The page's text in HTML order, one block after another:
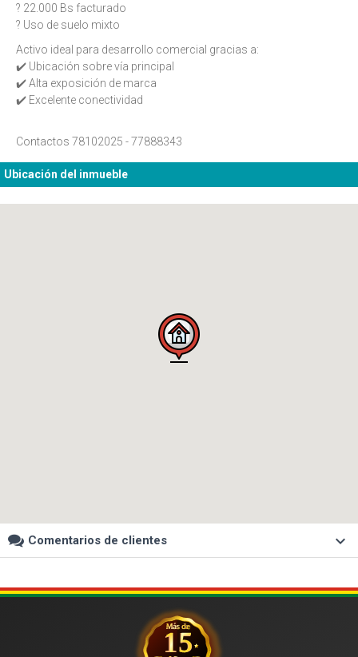
? 22.000 Bs facturado
?️ Uso de suelo mixto
Activo ideal para desarrollo comercial gracias a:
✔️ Ubicación sobre vía principal
✔️ Alta exposición de marca
✔️ Excelente conectividad
Contactos 78102025 - 77888343
Ubicación del inmueble
Comentarios de clientes keyboard_arrow_down